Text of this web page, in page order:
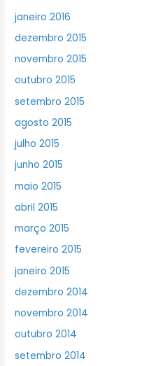
janeiro 2016
dezembro 2015
novembro 2015
outubro 2015
setembro 2015
agosto 2015
julho 2015
junho 2015
maio 2015
abril 2015
março 2015
fevereiro 2015
janeiro 2015
dezembro 2014
novembro 2014
outubro 2014
setembro 2014